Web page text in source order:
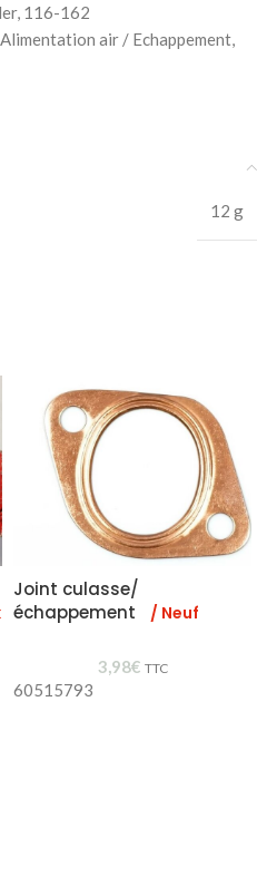
, 116-162
Alimentation air / Echappement,
12 g
Joint culasse/
échappement
/ Neuf
3,98€ TTC
60515793